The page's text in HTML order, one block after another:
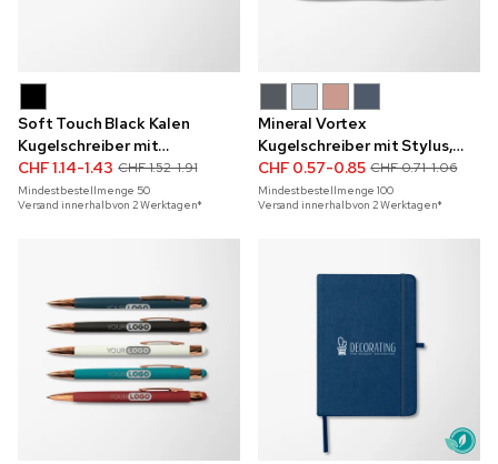
Soft Touch Black Kalen
Kugelschreiber mit
verspiegeltem Aufdruck
CHF 1.14-1.43 CHF 1.52-1.91
Mindestbestellmenge 50
Versand innerhalb von 2 Werktagen*
Mineral Vortex
Kugelschreiber mit Stylus,
einfarbig
CHF 0.57-0.85 CHF 0.71-1.06
Mindestbestellmenge100
Versand innerhalb von 2 Werktagen*